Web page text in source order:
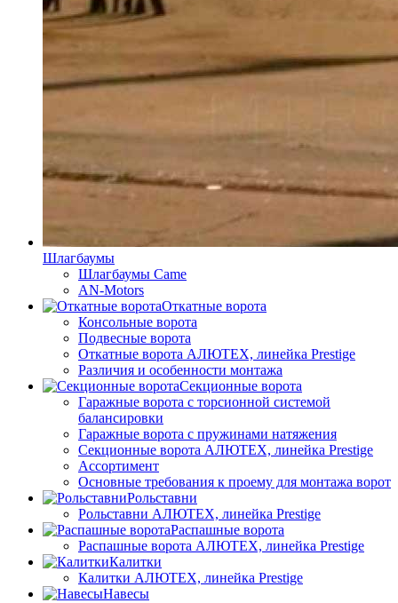
Шлагбаумы
Шлагбаумы Came
AN-Motors
Откатные ворота
Консольные ворота
Подвесные ворота
Откатные ворота АЛЮТЕХ, линейка Prestige
Различия и особенности монтажа
Секционные ворота
Гаражные ворота с торсионной системой
балансировки
Гаражные ворота с пружинами натяжения
Секционные ворота АЛЮТЕХ, линейка Prestige
Ассортимент
Основные требования к проему для монтажа ворот
Рольставни
Рольставни АЛЮТЕХ, линейка Prestige
Распашные ворота
Распашные ворота АЛЮТЕХ, линейка Prestige
Калитки
Калитки АЛЮТЕХ, линейка Prestige
Навесы